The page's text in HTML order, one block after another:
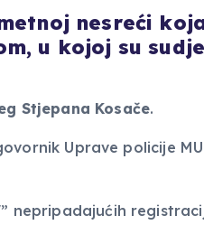
nesreći
u kojoj su
Stjepana Kosače.
Uprave policije
” nepripadajućih